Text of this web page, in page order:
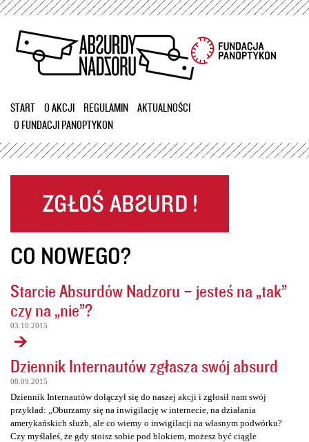
Przejdź
treści
START O AKCJI REGULAMIN
AKTUALNOŚCI
O FUNDACJI PANOPTYKON
CO NOWEGO?
Starcie Absurdów Nadzoru – jesteś na „tak”
czy na „nie”?
03.10.2015
Dziennik Internautów zgłasza swój absurd
08.09.2015
Dziennik Internautów dołączył się do naszej akcji i zgłosił nam swój
przykład: „Oburzamy się na inwigilację w internecie, na działania
amerykańskich służb, ale co wiemy o inwigilacji na własnym podwórku?
Czy myślałeś, że gdy stoisz sobie pod blokiem, możesz być ciągle